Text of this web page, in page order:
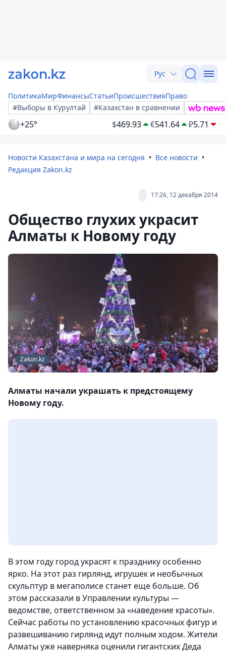
Рус
ПолитикаМирФинансыСтатьиПроисшествияПраво
#Выборы в Курултай
#Казахстан в сравнении
+25° $469.93 €541.64 ₽5.71
Новости Казахстана и мира на сегодня
Все новости
Редакция Zakon.kz
17:26, 12 декабря 2014
Общество глухих украсит
Алматы к Новому году
Zakon.kz
Алматы начали украшать к предстоящему
Новому году.
В этом году город украсят к празднику особенно
ярко. На этот раз гирлянд, игрушек и необычных
скульптур в мегаполисе станет еще больше. Об
этом рассказали в Управлении культуры —
ведомстве, ответственном за «наведение красоты».
Сейчас работы по установлению красочных фигур и
развешиванию гирлянд идут полным ходом. Жители
Алматы уже наверняка оценили гигантских Деда